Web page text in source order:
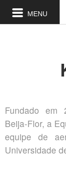
MENU
Fundado em
Beija-Flor, a
equipe de
Universidade